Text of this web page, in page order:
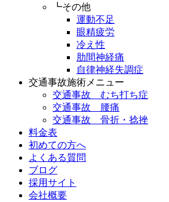
┗その他
運動不足
眼精疲労
冷え性
肋間神経痛
自律神経失調症
交通事故施術メニュー
交通事故 むち打ち症
交通事故 腰痛
交通事故 骨折・捻挫
料金表
初めての方へ
よくある質問
ブログ
採用サイト
会社概要